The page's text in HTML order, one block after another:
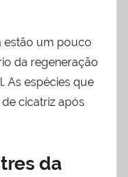
estão um pouco
da regeneração
As espécies que
cicatriz após
da